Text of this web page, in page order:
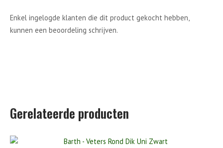
Enkel ingelogde klanten die dit product gekocht hebben,
kunnen een beoordeling schrijven.
Gerelateerde producten